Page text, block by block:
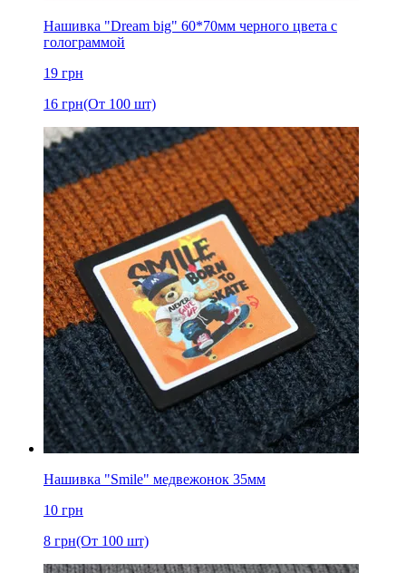
Нашивка "Dream big" 60*70мм черного цвета с
голограммой
19 грн
16 грн(От 100 шт)
Нашивка "Smile" медвежонок 35мм
10 грн
8 грн(От 100 шт)